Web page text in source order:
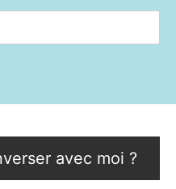
avec moi ?